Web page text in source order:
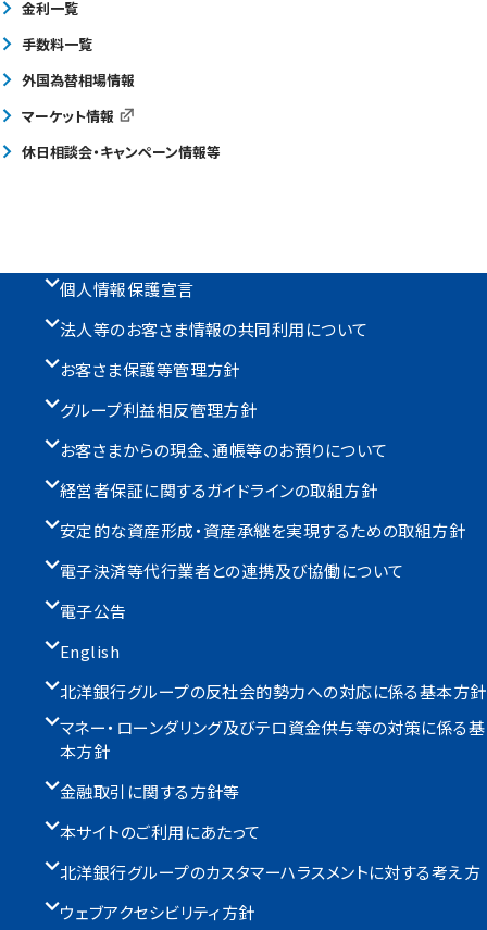
金利一覧
手数料一覧
外国為替相場情報
マーケット情報
休日相談会・キャンペーン情報等
個人情報保護宣言
法人等のお客さま情報の共同利用について
お客さま保護等管理方針
グループ利益相反管理方針
お客さまからの現金、通帳等のお預りについて
経営者保証に関するガイドラインの取組方針
安定的な資産形成・資産承継を実現するための取組方針
電子決済等代行業者との連携及び協働について
電子公告
English
北洋銀行グループの反社会的勢力への対応に係る基本方針
マネー・ローンダリング及びテロ資金供与等の対策に係る基
本方針
金融取引に関する方針等
本サイトのご利用にあたって
北洋銀行グループのカスタマーハラスメントに対する考え方
ウェブアクセシビリティ方針